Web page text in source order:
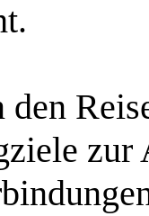
den